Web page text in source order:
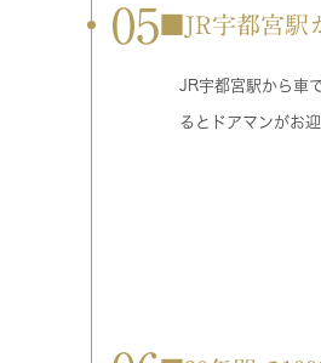
05 ■JR宇都宮駅
JR宇都宮駅から車
るとドアマンがお